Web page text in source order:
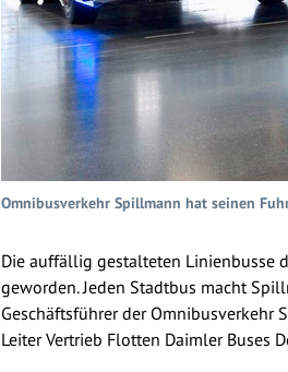
Omnibusverkehr Spillmann hat seinen
Die auffällig gestalteten Linienbusse
geworden. Jeden Stadtbus macht
Geschäftsführer der Omnibusverkehr
Leiter Vertrieb Flotten Daimler Buses